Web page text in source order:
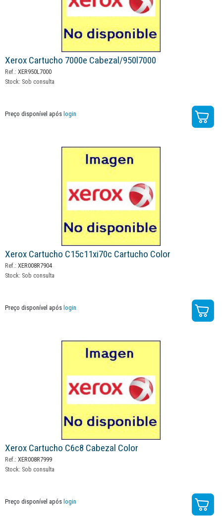
Xerox Cartucho 7000e Cabezal/950l7000
Ref.: XER950L7000
Stock: Sob consulta
Preço disponível após login
Xerox Cartucho C15c11xi70c Cartucho Color
Ref.: XER008R7904
Stock: Sob consulta
Preço disponível após login
Xerox Cartucho C6c8 Cabezal Color
Ref.: XER008R7999
Stock: Sob consulta
Preço disponível após login